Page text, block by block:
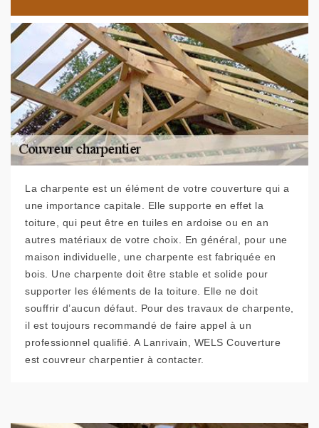
La charpente est un élément de votre couverture qui a
une importance capitale. Elle supporte en effet la
toiture, qui peut être en tuiles en ardoise ou en an
autres matériaux de votre choix. En général, pour une
maison individuelle, une charpente est fabriquée en
bois. Une charpente doit être stable et solide pour
supporter les éléments de la toiture. Elle ne doit
souffrir d’aucun défaut. Pour des travaux de charpente,
il est toujours recommandé de faire appel à un
professionnel qualifié. A Lanrivain, WELS Couverture
est couvreur charpentier à contacter.